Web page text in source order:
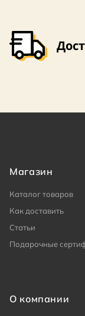
Магазин
Каталог товаров
Как доставить
Статьи
Подарочные
О компании